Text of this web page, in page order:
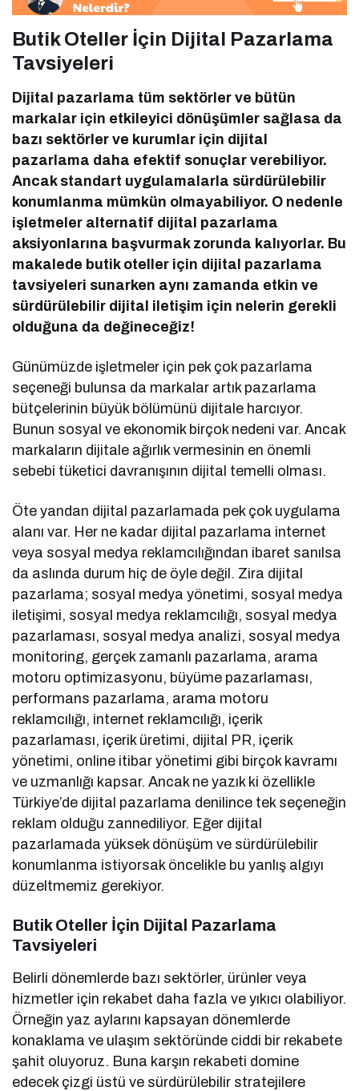
Butik Oteller İçin Dijital Pazarlama
Tavsiyeleri
Dijital pazarlama tüm sektörler ve bütün
markalar için etkileyici dönüşümler sağlasa da
bazı sektörler ve kurumlar için dijital
pazarlama daha efektif sonuçlar verebiliyor.
Ancak standart uygulamalarla sürdürülebilir
konumlanma mümkün olmayabiliyor. O nedenle
işletmeler alternatif dijital pazarlama
aksiyonlarına başvurmak zorunda kalıyorlar. Bu
makalede butik oteller için dijital pazarlama
tavsiyeleri sunarken aynı zamanda etkin ve
sürdürülebilir dijital iletişim için nelerin gerekli
olduğuna da değineceğiz!
Günümüzde işletmeler için pek çok pazarlama
seçeneği bulunsa da markalar artık pazarlama
bütçelerinin büyük bölümünü dijitale harcıyor.
Bunun sosyal ve ekonomik birçok nedeni var. Ancak
markaların dijitale ağırlık vermesinin en önemli
sebebi tüketici davranışının dijital temelli olması.
Öte yandan dijital pazarlamada pek çok uygulama
alanı var. Her ne kadar dijital pazarlama internet
veya sosyal medya reklamcılığından ibaret sanılsa
da aslında durum hiç de öyle değil. Zira dijital
pazarlama; sosyal medya yönetimi, sosyal medya
iletişimi, sosyal medya reklamcılığı, sosyal medya
pazarlaması, sosyal medya analizi, sosyal medya
monitoring, gerçek zamanlı pazarlama, arama
motoru optimizasyonu, büyüme pazarlaması,
performans pazarlama, arama motoru
reklamcılığı, internet reklamcılığı, içerik
pazarlaması, içerik üretimi, dijital PR, içerik
yönetimi, online itibar yönetimi gibi birçok kavramı
ve uzmanlığı kapsar. Ancak ne yazık ki özellikle
Türkiye’de dijital pazarlama denilince tek seçeneğin
reklam olduğu zannediliyor. Eğer dijital
pazarlamada yüksek dönüşüm ve sürdürülebilir
konumlanma istiyorsak öncelikle bu yanlış algıyı
düzeltmemiz gerekiyor.
Butik Oteller İçin Dijital Pazarlama
Tavsiyeleri
Belirli dönemlerde bazı sektörler, ürünler veya
hizmetler için rekabet daha fazla ve yıkıcı olabiliyor.
Örneğin yaz aylarını kapsayan dönemlerde
konaklama ve ulaşım sektöründe ciddi bir rekabete
şahit oluyoruz. Buna karşın rekabeti domine
edecek çizgi üstü ve sürdürülebilir stratejilere